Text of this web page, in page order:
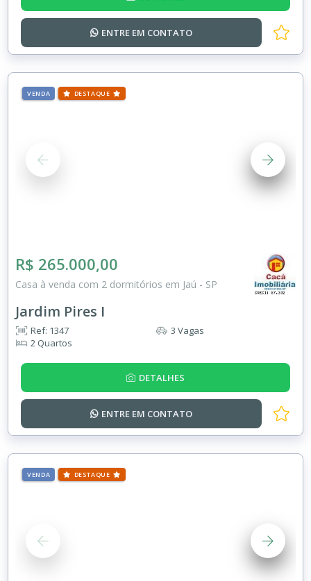
ENTRE EM CONTATO
VENDA DESTAQUE
R$ 265.000,00
Casa à venda com 2 dormitórios em Jaú - SP
Jardim Pires I
Ref: 1347
2 Quartos
3 Vagas
DETALHES
ENTRE EM CONTATO
VENDA DESTAQUE